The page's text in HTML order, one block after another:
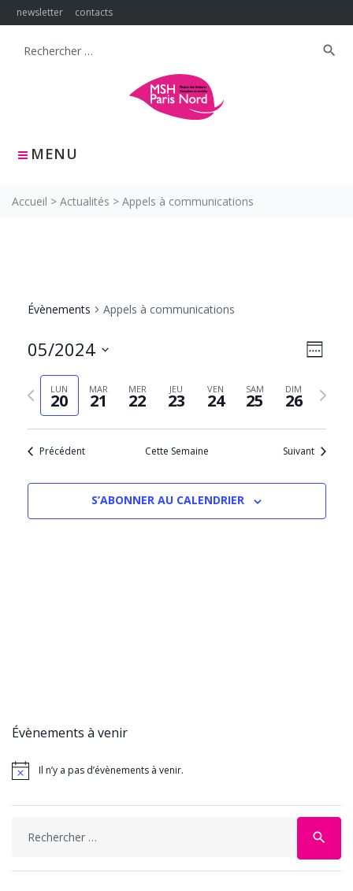
Skip
to
newsletter contacts
MENU
Search
search
Accueil > Actualités > Appels à communications
Évènements Appels à communications
PAR
de
SEMAINE
05/2024
la
date
LUN
20
MAR
21
MER
22
JEU
23
VEN
24
SAM
25
DIM
26
Semaine
précédente
Précédent Cette Semaine Suivant
S’ABONNER AU CALENDRIER
Évènements à venir
Il n’y a pas d’évènements à venir.
search